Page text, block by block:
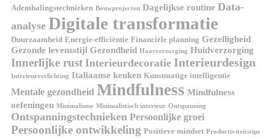
Ademhalingstechnieken Bouwprojecten Dagelijkse routine Data-
analyse Digitale transformatie
Duurzaamheid Energie-efficiëntie Financiële planning Gezelligheid
Gezonde levensstijl Gezondheid Haarverzorging Huidverzorging
Innerlijke rust Interieurdecoratie Interieurdesign
Interieurverlichting Italiaanse keuken Kunstmatige intelligentie
Mentale gezondheid Mindfulness Mindfulness
oefeningen Minimalisme Minimalistisch interieur Ontspanning
Ontspanningstechnieken Persoonlijke groei
Persoonlijke ontwikkeling Positieve mindset Productiviteitstips